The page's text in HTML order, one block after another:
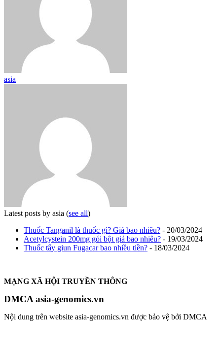
asia
Latest posts by asia (see all)
Thuốc Tanganil là thuốc gì? Giá bao nhiêu? - 20/03/2024
Acetylcystein 200mg gói bột giá bao nhiêu? - 19/03/2024
Thuốc tẩy giun Fugacar bao nhiều tiền? - 18/03/2024
MẠNG XÃ HỘI TRUYỀN THÔNG
DMCA asia-genomics.vn
Nội dung trên website asia-genomics.vn được bảo vệ bởi DMCA